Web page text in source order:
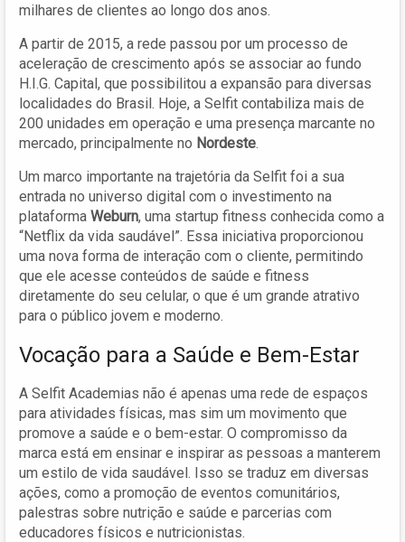
milhares de clientes ao longo dos anos.
A partir de 2015, a rede passou por um processo de
aceleração de crescimento após se associar ao fundo
H.I.G. Capital, que possibilitou a expansão para diversas
localidades do Brasil. Hoje, a Selfit contabiliza mais de
200 unidades em operação e uma presença marcante no
mercado, principalmente no Nordeste.
Um marco importante na trajetória da Selfit foi a sua
entrada no universo digital com o investimento na
plataforma Weburn, uma startup fitness conhecida como a
“Netflix da vida saudável”. Essa iniciativa proporcionou
uma nova forma de interação com o cliente, permitindo
que ele acesse conteúdos de saúde e fitness
diretamente do seu celular, o que é um grande atrativo
para o público jovem e moderno.
Vocação para a Saúde e Bem-Estar
A Selfit Academias não é apenas uma rede de espaços
para atividades físicas, mas sim um movimento que
promove a saúde e o bem-estar. O compromisso da
marca está em ensinar e inspirar as pessoas a manterem
um estilo de vida saudável. Isso se traduz em diversas
ações, como a promoção de eventos comunitários,
palestras sobre nutrição e saúde e parcerias com
educadores físicos e nutricionistas.